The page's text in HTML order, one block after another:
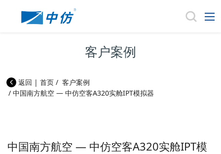
客户案例
返回 |首页 / 客户案例
/中国南方航空 — 中仿空客A320实舱IPT模拟器
中国南方航空 — 中仿空客A320实舱IPT模